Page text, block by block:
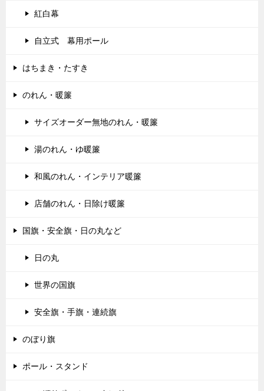
紅白幕
自立式 幕用ポール
はちまき・たすき
のれん・暖簾
サイズオーダー無地のれん・暖簾
湯のれん・ゆ暖簾
和風のれん・インテリア暖簾
店舗のれん・日除け暖簾
国旗・安全旗・日の丸など
日の丸
世界の国旗
安全旗・手旗・連続旗
のぼり旗
ポール・スタンド